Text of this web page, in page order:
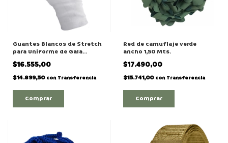
Guantes Blancos de Stretch
para Uniforme de Gala
Militar
$16.555,00
$14.899,50 con Transferencia
Comprar
Red de camuflaje verde
ancho 1,50 Mts.
$17.490,00
$15.741,00 con Transferencia
Comprar